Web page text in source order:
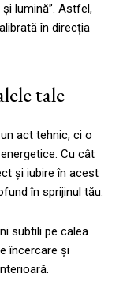
lumină”. Astfel,
în direcția
tale
act tehnic, ci o
Cu cât
și iubire în acest
în sprijinul tău.
subtili pe calea
încercare și